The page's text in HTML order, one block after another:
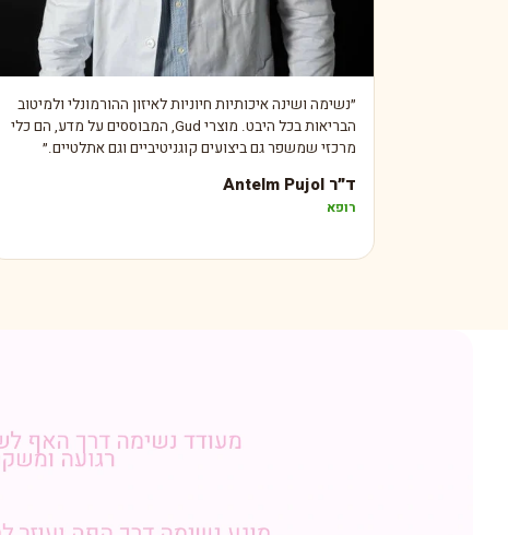
״נשימה ושינה איכותיות חיוניות לאיזון ההורמונלי ולמיטוב
הבריאות בכל היבט. מוצרי Gud, המבוססים על מדע, הם כלי
מרכזי שמשפר גם ביצועים קוגניטיביים וגם אתלטיים.״
ד״ר Antelm Pujol
רופא